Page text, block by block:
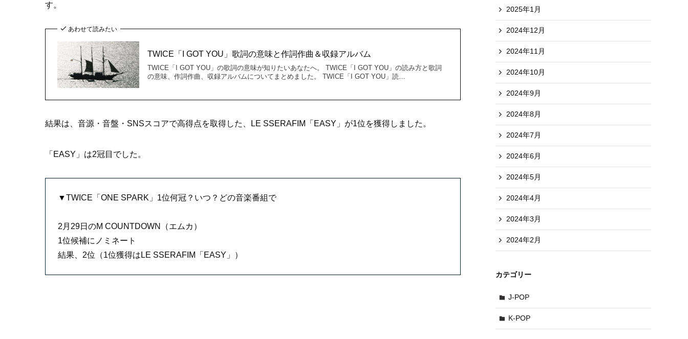
す。
あわせて読みたい
TWICE「I GOT YOU」歌詞の意味と作詞作曲＆収録アルバム
TWICE「I GOT YOU」の歌詞の意味が知りたいあなたへ。 TWICE「I GOT YOU」の読み方と歌詞
の意味、作詞作曲、収録アルバムについてまとめました。 TWICE「I GOT YOU」読…
結果は、音源・音盤・SNSスコアで高得点を取得した、LE SSERAFIM「EASY」が1位を獲得しました。
「EASY」は2冠目でした。
▼TWICE「ONE SPARK」1位何冠？いつ？どの音楽番組で
2月29日のM COUNTDOWN（エムカ）
1位候補にノミネート
結果、2位（1位獲得はLE SSERAFIM「EASY」）
2025年1月
2024年12月
2024年11月
2024年10月
2024年9月
2024年8月
2024年7月
2024年6月
2024年5月
2024年4月
2024年3月
2024年2月
カテゴリー
J-POP
K-POP